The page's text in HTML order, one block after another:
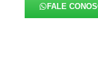
FALE